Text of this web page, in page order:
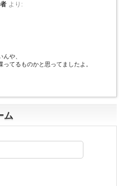
より:
や、
てるものかと思ってましたよ。
ム